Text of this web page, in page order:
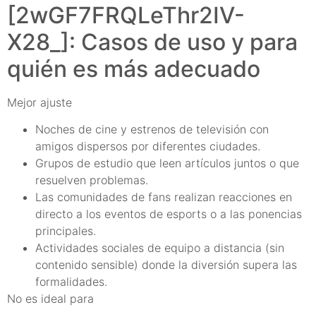
[2wGF7FRQLeThr2IV-
X28_]: Casos de uso y para
quién es más adecuado
Mejor ajuste
Noches de cine y estrenos de televisión con
amigos dispersos por diferentes ciudades.
Grupos de estudio que leen artículos juntos o que
resuelven problemas.
Las comunidades de fans realizan reacciones en
directo a los eventos de esports o a las ponencias
principales.
Actividades sociales de equipo a distancia (sin
contenido sensible) donde la diversión supera las
formalidades.
No es ideal para